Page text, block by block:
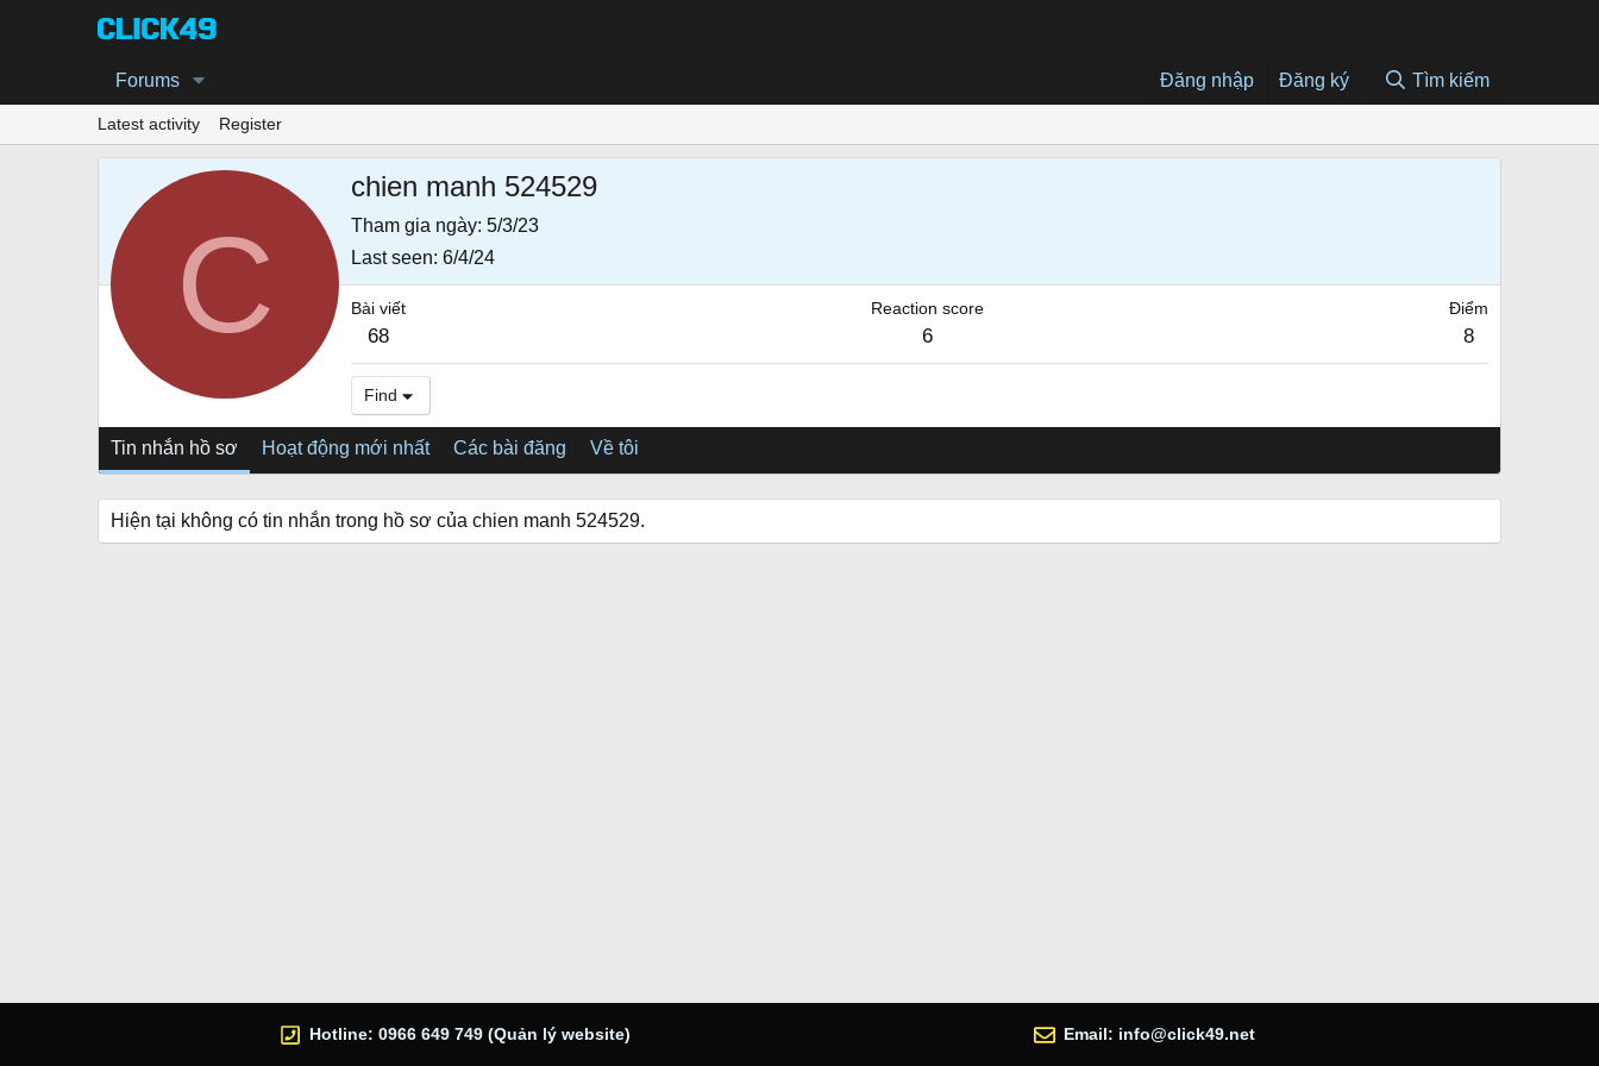
Forums Đăng nhập Đăng ký Tìm kiếm
Latest activity Register
C
chien manh 524529
Tham gia ngày 5/3/23
Last seen 6/4/24
Bài viết
68
Reaction score
6
Điểm
8
Find
Tin nhắn hồ sơ Hoạt động mới nhất Các bài đăng Về tôi
Hiện tại không có tin nhắn trong hồ sơ của chien manh 524529.
Hotline: 0966 649 749 (Quản lý website) Email: info@click49.net